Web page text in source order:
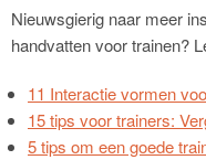
Nieuwsgierig naar meer
handvatten voor trainen?
11 Interactie vormen
15 tips voor trainers:
5 tips om een goede